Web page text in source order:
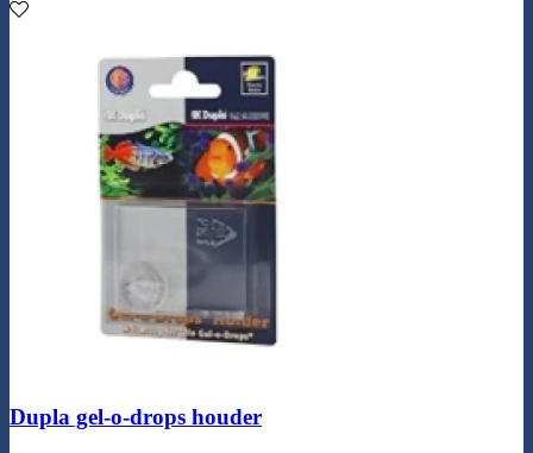
Dupla gel-o-drops houder